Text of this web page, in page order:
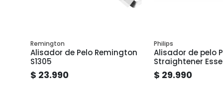
Remington
Alisador de Pelo Remington
S1305
$ 23.990
Philips
Alisador de pelo
Straightener
$ 29.990